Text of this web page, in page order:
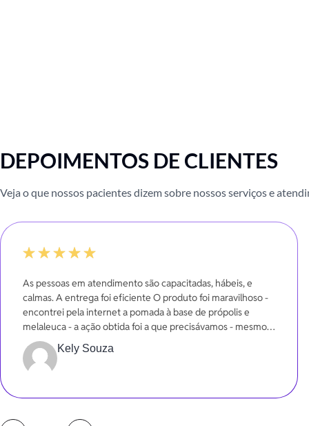
DEPOIMENTOS DE CLIENTES
Veja o que nossos pacientes dizem sobre nossos serviços e
As pessoas em atendimento são capacitadas, hábeis, e
calmas. A entrega foi eficiente O produto foi maravilhoso -
encontrei pela internet a pomada à base de própolis e
melaleuca - a ação obtida foi a que precisávamos - mesmo
em poucos dias.
Kely Souza